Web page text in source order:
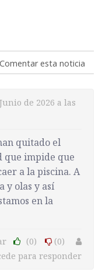
esta noticia
de 2026 a las
quitado el
que impide que
a la piscina. A
y olas y así
en la
(0)
(0)
para responder